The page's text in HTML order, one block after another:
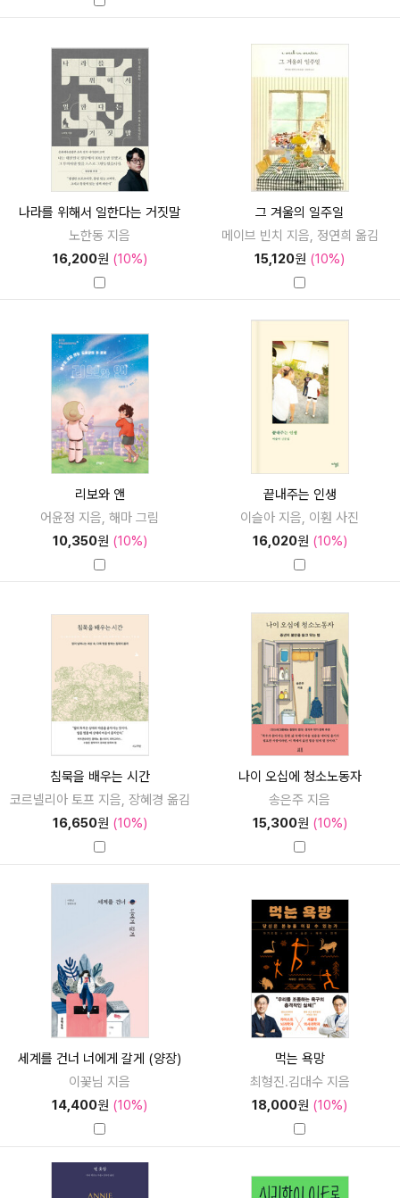
나라를 위해서 일한다는 거짓말
노한동 지음
16,200원 (10%)
그 겨울의 일주일
메이브 빈치 지음, 정연희 옮김
15,120원 (10%)
리보와 앤
어윤정 지음, 해마 그림
10,350원 (10%)
끝내주는 인생
이슬아 지음, 이훤 사진
16,020원 (10%)
침묵을 배우는 시간
코르넬리아 토프 지음, 장혜경 옮김
16,650원 (10%)
나이 오십에 청소노동자
송은주 지음
15,300원 (10%)
세계를 건너 너에게 갈게 (양장)
이꽃님 지음
14,400원 (10%)
먹는 욕망
최형진.김대수 지음
18,000원 (10%)